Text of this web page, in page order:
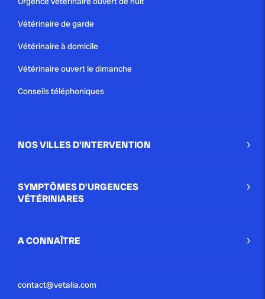
Vétérinaire de garde
Vétérinaire à domicile
Vétérinaire ouvert le dimanche
Conseils téléphoniques
NOS VILLES D'INTERVENTION
SYMPTÔMES D'URGENCES
VÉTÉRINIARES
A CONNAÎTRE
contact@vetalia.com